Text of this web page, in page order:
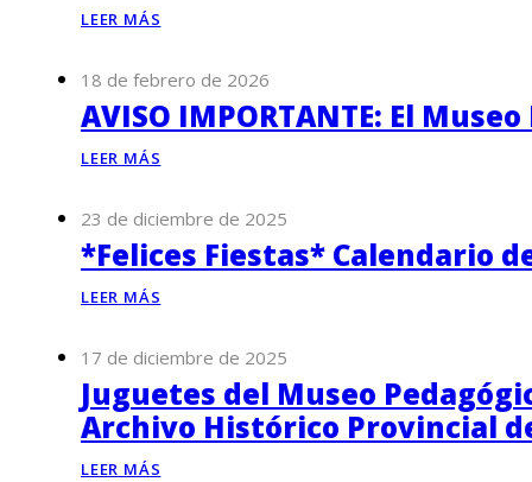
LEER MÁS
18 de febrero de 2026
AVISO IMPORTANTE: El
LEER MÁS
23 de diciembre de 2025
*Felices Fiestas* Calendario
LEER MÁS
17 de diciembre de 2025
Juguetes del Museo
Archivo Histórico Provincial
LEER MÁS